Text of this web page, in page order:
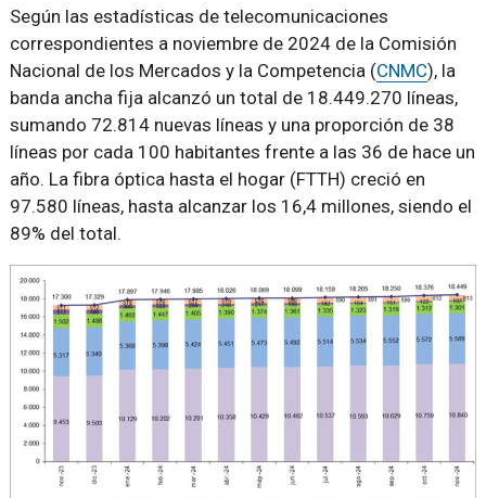
Según las estadísticas de telecomunicaciones
correspondientes a noviembre de 2024 de la Comisión
Nacional de los Mercados y la Competencia (CNMC), la
banda ancha fija alcanzó un total de 18.449.270 líneas,
sumando 72.814 nuevas líneas y una proporción de 38
líneas por cada 100 habitantes frente a las 36 de hace un
año. La fibra óptica hasta el hogar (FTTH) creció en
97.580 líneas, hasta alcanzar los 16,4 millones, siendo el
89% del total.